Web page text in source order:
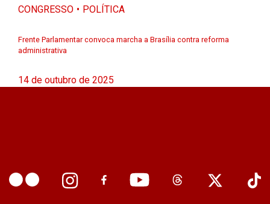
CONGRESSO POLÍTICA
Frente Parlamentar convoca marcha a Brasília contra reforma
administrativa
14 de outubro de 2025